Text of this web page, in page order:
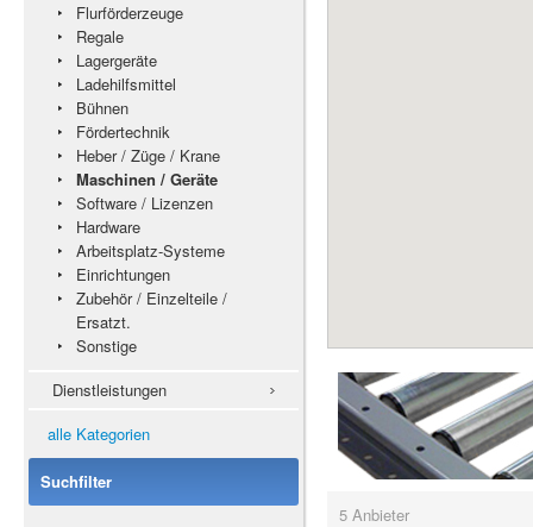
Flurförderzeuge
Regale
Lagergeräte
Ladehilfsmittel
Bühnen
Fördertechnik
Heber / Züge / Krane
Maschinen / Geräte
Software / Lizenzen
Hardware
Arbeitsplatz-Systeme
Einrichtungen
Zubehör / Einzelteile /
Ersatzt.
Sonstige
Dienstleistungen
alle Kategorien
Suchfilter
5 Anbieter